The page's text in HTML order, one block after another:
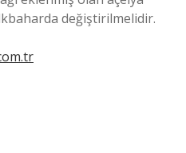
değiştirilmelidir.